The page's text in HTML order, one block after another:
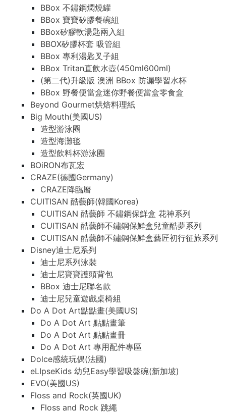
BBox 不鏽鋼燜燒罐
BBox 寶寶矽膠餐碗組
BBox矽膠軟湯匙兩入組
BBOX矽膠杯套 吸管組
BBox 專利湯匙叉子組
BBox Tritan直飲水壺(450ml600ml)
(第二代)升級版 澳洲 BBox 防漏學習水杯
BBox 野餐便當盒迷你野餐便當盒零食盒
Beyond Gourmet烘焙料理紙
Big Mouth(美國US)
造型游泳圈
造型海灘毯
造型飲料杯游泳圈
BOiRON布瓦宏
CRAZE(德國Germany)
CRAZE降臨曆
CUITISAN 酷藝師(韓國Korea)
CUITISAN 酷藝師 不鏽鋼保鮮盒 花神系列
CUITISAN 酷藝師不鏽鋼保鮮盒兒童酷夢系列
CUITISAN 酷藝師不鏽鋼保鮮盒藝匠初行征旅系列
Disney迪士尼系列
迪士尼系列泳裝
迪士尼寶寶護頭背包
BBox 迪士尼聯名款
迪士尼兒童遊戲桌椅組
Do A Dot Art點點畫(美國US)
Do A Dot Art 點點畫筆
Do A Dot Art 點點畫冊
Do A Dot Art 專用配件專區
Dolce感統玩偶(法國)
eLIpseKids 幼兒Easy學習吸盤碗(新加坡)
EVO(美國US)
Floss and Rock(英國UK)
Floss and Rock 跳繩